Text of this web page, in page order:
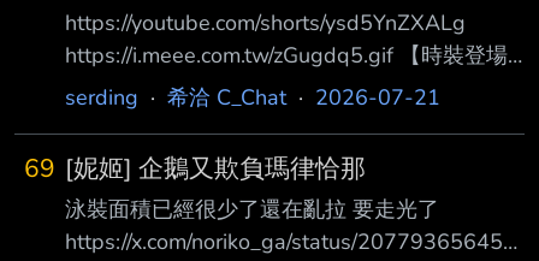
https://youtube.com/shorts/ysd5YnZXALg
https://i.meee.com.tw/zGugdq5.gif 【時裝登場
預告】 拉普拉斯：究極英雄 - 原型英雄 距離英
【拉普拉斯：究極英雄 - 原型英雄】可在
PROTOTYPE PASS中獲得 。 可取得時間：
2026年7月23日更新維護結束後～2026年8月
12日22:59（UTC+8） --
serding · 希洽 C_Chat· 2026-07-21
69 [妮姬] 企鵝又欺負瑪律恰那
泳裝面積已經很少了還在亂拉 要走光了
https://x.com/noriko_ga/status/207793656455